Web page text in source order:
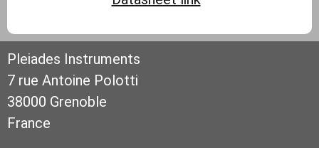
Pleiades Instruments
7 rue Antoine Polotti
38000 Grenoble
France